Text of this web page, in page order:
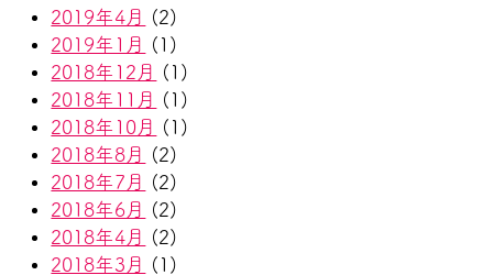
2019年4月
(2)
2019年1月
(1)
2018年12月
(1)
2018年11月
(1)
2018年10月
(1)
2018年8月
(2)
2018年7月
(2)
2018年6月
(2)
2018年4月
(2)
2018年3月
(1)